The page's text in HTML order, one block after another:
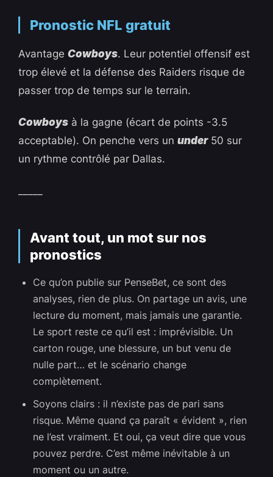
Pronostic NFL gratuit
AvantageCowboys. Leur potentiel offensif est
trop élevé et la défense des Raiders risque de
passer trop de temps sur le terrain.
Cowboys à la gagne (écart de points -3.5
acceptable). On penche vers ununder50 sur
un rythme contrôlé par Dallas.
Avant tout, un mot sur nos
pronostics
Ce qu’on publie sur PenseBet, ce sont des
analyses, rien de plus. On partage un avis, une
lecture du moment, mais jamais une garantie.
Le sport reste ce qu’il est : imprévisible. Un
carton rouge, une blessure, un but venu de
nulle part… et le scénario change
complètement.
Soyons clairs : il n’existe pas de pari sans
risque. Même quand ça paraît « évident », rien
ne l’est vraiment. Et oui, ça veut dire que vous
pouvez perdre. C’est même inévitable à un
moment ou un autre.